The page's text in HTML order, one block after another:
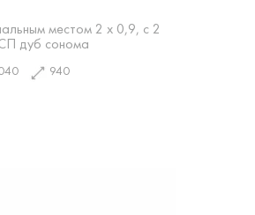
местом 2 х 0,9, с 2
дуб сонома
940